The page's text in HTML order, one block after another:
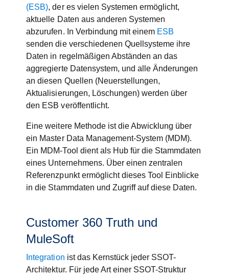
(ESB), der es vielen Systemen ermöglicht,
aktuelle Daten aus anderen Systemen
abzurufen. In Verbindung mit einem ESB
senden die verschiedenen Quellsysteme ihre
Daten in regelmäßigen Abständen an das
aggregierte Datensystem, und alle Änderungen
an diesen Quellen (Neuerstellungen,
Aktualisierungen, Löschungen) werden über
den ESB veröffentlicht.
Eine weitere Methode ist die Abwicklung über
ein Master Data Management-System (MDM).
Ein MDM-Tool dient als Hub für die Stammdaten
eines Unternehmens. Über einen zentralen
Referenzpunkt ermöglicht dieses Tool Einblicke
in die Stammdaten und Zugriff auf diese Daten.
Customer 360 Truth und
MuleSoft
Integration ist das Kernstück jeder SSOT-
Architektur. Für jede Art einer SSOT-Struktur